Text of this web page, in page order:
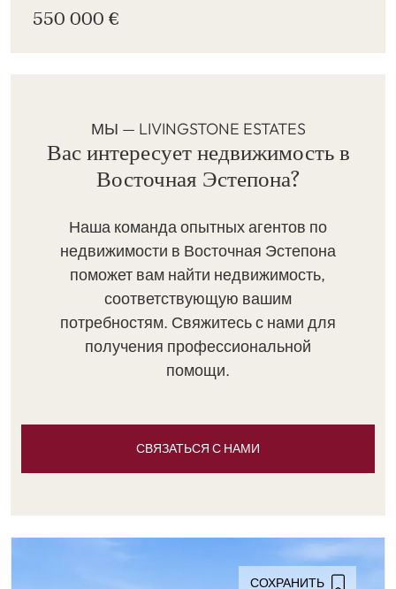
550 000 €
МЫ — LIVINGSTONE ESTATES
Вас интересует недвижимость в
Восточная Эстепона?
Наша команда опытных агентов по
недвижимости в Восточная Эстепона
поможет вам найти недвижимость,
соответствующую вашим
потребностям. Свяжитесь с нами для
получения профессиональной
помощи.
СВЯЗАТЬСЯ С НАМИ
СОХРАНИТЬ